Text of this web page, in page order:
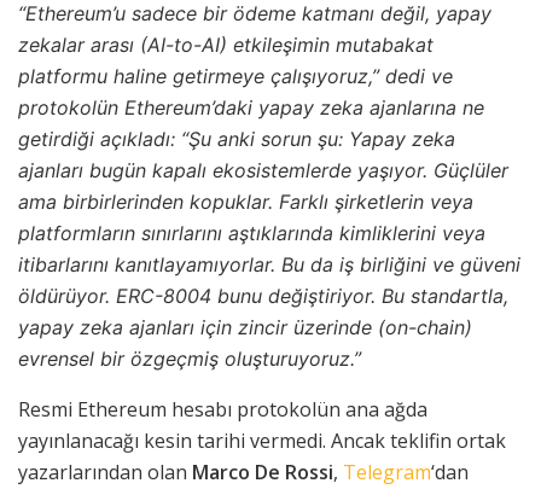
“Ethereum’u sadece bir ödeme katmanı değil, yapay
zekalar arası (AI-to-AI) etkileşimin mutabakat
platformu haline getirmeye çalışıyoruz,” dedi ve
protokolün Ethereum’daki yapay zeka ajanlarına ne
getirdiği açıkladı: “Şu anki sorun şu: Yapay zeka
ajanları bugün kapalı ekosistemlerde yaşıyor. Güçlüler
ama birbirlerinden kopuklar. Farklı şirketlerin veya
platformların sınırlarını aştıklarında kimliklerini veya
itibarlarını kanıtlayamıyorlar. Bu da iş birliğini ve güveni
öldürüyor. ERC-8004 bunu değiştiriyor. Bu standartla,
yapay zeka ajanları için zincir üzerinde (on-chain)
evrensel bir özgeçmiş oluşturuyoruz.”
Resmi Ethereum hesabı protokolün ana ağda
yayınlanacağı kesin tarihi vermedi. Ancak teklifin ortak
yazarlarından olan Marco De Rossi, Telegram‘dan